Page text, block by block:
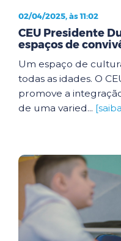
02/04/2025, às 11:02
CEU Presidente
espaços de
Um espaço de
todas as idades. O
promove a
de uma varied...